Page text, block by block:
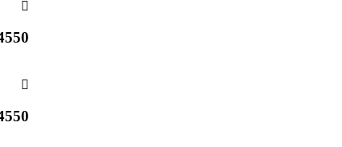
824 514 1 +
824 514 1 +